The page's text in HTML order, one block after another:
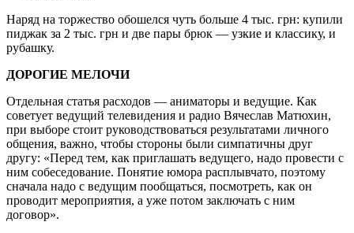
Наряд на торжество обошелся чуть больше 4 тыс. грн: купили
пиджак за 2 тыс. грн и две пары брюк — узкие и классику, и
рубашку.
ДОРОГИЕ МЕЛОЧИ
Отдельная статья расходов — аниматоры и ведущие. Как
советует ведущий телевидения и радио Вячеслав Матюхин,
при выборе стоит руководствоваться результатами личного
общения, важно, чтобы стороны были симпатичны друг
другу: «Перед тем, как приглашать ведущего, надо провести с
ним собеседование. Понятие юмора расплывчато, поэтому
сначала надо с ведущим пообщаться, посмотреть, как он
проводит мероприятия, а уже потом заключать с ним
договор».